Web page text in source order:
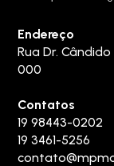
Endereço
Rua Dr. Cândido
000
Contatos
19 98443-0202
19 3461-5256